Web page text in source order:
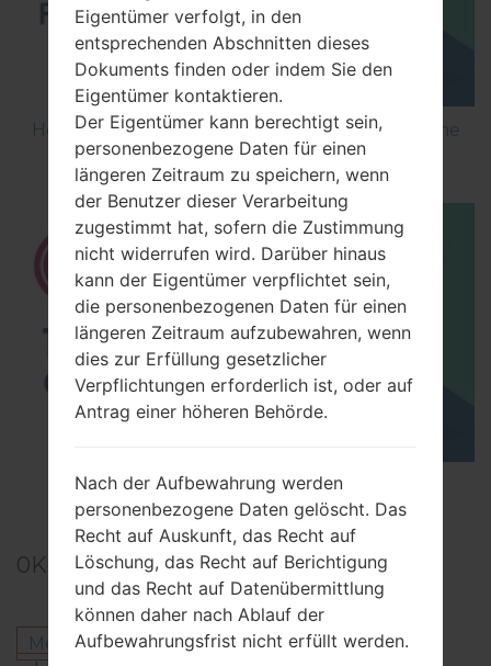
How to Flash Stock Firmware on LG Smartphone
using LG UP?
TOP 5 SECRET CODES for LG!
0Kommentare
Melden Sie sich anum einen Kommentar zu
Eigentümer verfolgt, in den
entsprechenden Abschnitten dieses
Dokuments finden oder indem Sie den
Eigentümer kontaktieren.
Der Eigentümer kann berechtigt sein,
personenbezogene Daten für einen
längeren Zeitraum zu speichern, wenn
der Benutzer dieser Verarbeitung
zugestimmt hat, sofern die Zustimmung
nicht widerrufen wird. Darüber hinaus
kann der Eigentümer verpflichtet sein,
die personenbezogenen Daten für einen
längeren Zeitraum aufzubewahren, wenn
dies zur Erfüllung gesetzlicher
Verpflichtungen erforderlich ist, oder auf
Antrag einer höheren Behörde.
Nach der Aufbewahrung werden
personenbezogene Daten gelöscht. Das
Recht auf Auskunft, das Recht auf
Löschung, das Recht auf Berichtigung
und das Recht auf Datenübermittlung
können daher nach Ablauf der
Aufbewahrungsfrist nicht erfüllt werden.